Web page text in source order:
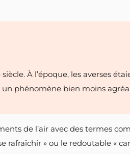
À l’époque, les averses
phénomène bien moins
de l’air avec des termes
rafraîchir » ou le redoutable «